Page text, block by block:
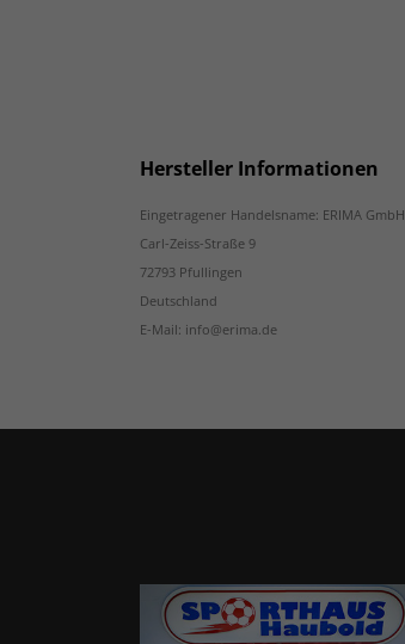
Hersteller Informationen
Eingetragener Handelsname: ERIMA GmbH
Carl-Zeiss-Straße 9
72793 Pfullingen
Deutschland
E-Mail: info@erima.de